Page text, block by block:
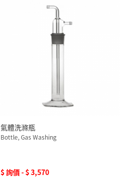
氣體洗滌瓶
Bottle, Gas Washing
$ 詢價 - $ 3,570